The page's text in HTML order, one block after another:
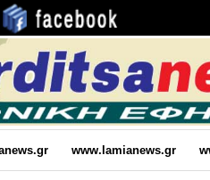
www.lamianews.gr